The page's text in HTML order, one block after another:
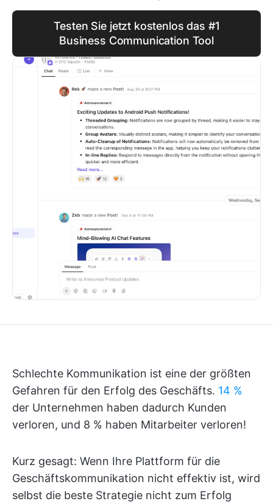
Testen Sie jetzt kostenlos das #1
Business Communication Tool
Schlechte Kommunikation ist eine der größten
Gefahren für den Erfolg des Geschäfts. 14 %
der Unternehmen haben dadurch Kunden
verloren, und 8 % haben Mitarbeiter verloren!
Kurz gesagt: Wenn Ihre Plattform für die
Geschäftskommunikation nicht effektiv ist, wird
selbst die beste Strategie nicht zum Erfolg